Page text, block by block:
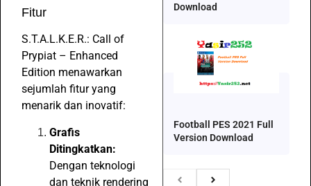
Fitur
S.T.A.L.K.E.R.: Call of
Prypiat – Enhanced
Edition menawarkan
sejumlah fitur yang
menarik dan inovatif:
Grafis
Ditingkatkan:
Dengan teknologi
dan teknik rendering
Download
Football PES 2021 Full
Version Download